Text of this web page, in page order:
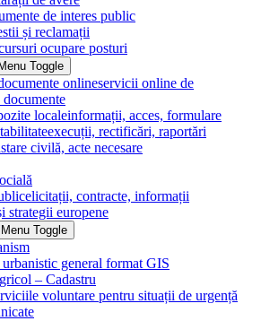
de interes public
și reclamații
ocupare posturi
Menu Toggle
onlineservicii online de
documente
localeinformații, acces, formulare
execuții, rectificări, raportări
stare civilă, acte necesare
licitații, contracte, informații
strategii europene
Menu Toggle
urbanistic general format GIS
– Cadastru
voluntare pentru situații de urgență